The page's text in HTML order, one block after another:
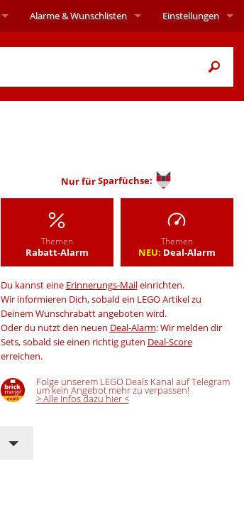
Nur fürSparfüchse:
Themen
Rabatt-Alarm
Themen
NEU: Deal-Alarm
Du kannst eine Erinnerungs-Maileinrichten.
Wir informieren Dich, sobald ein LEGO Artikel zu
Deinem Wunschrabatt angeboten wird.
Oder du nutzt den neuen Deal-Alarm: Wir melden dir
Sets, sobald sie einen richtig guten Deal-Score
erreichen.
Folge unserem LEGO Deals Kanal auf Telegram
um kein Angebot mehr zu verpassen!
> Alle Infos dazu hier <
Alarme& Wunschlisten Einstellungen